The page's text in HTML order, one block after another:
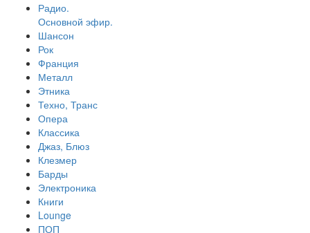
Радио.
Основной эфир.
Шансон
Рок
Франция
Металл
Этника
Техно, Транс
Опера
Классика
Джаз, Блюз
Клезмер
Барды
Электроника
Книги
Lounge
ПОП